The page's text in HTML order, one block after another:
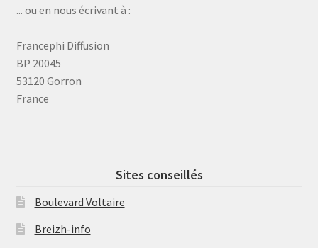
... ou en nous écrivant à :
Francephi Diffusion
BP 20045
53120 Gorron
France
Sites conseillés
Boulevard Voltaire
Breizh-info